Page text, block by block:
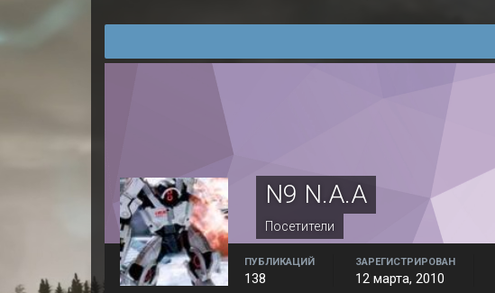
N9 N.A.A
Посетители
ПУБЛИКАЦИЙ
138
ЗАРЕГИСТРИРОВАН
12 марта, 2010